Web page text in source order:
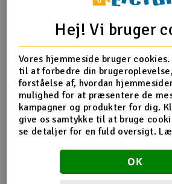
Scooter & elkøretøj
Slot racing
Smarthjem, leg og hobby
Solenergi
Gavekort
Produkt information
Brændstoftank 4oz 120cc JP
Ca. dimensioner: 37x48x80mm
110ml
PS! Produktteksten er
PS! Produktet kan afvige lidt fra
størrelse, da billedet generelt er for
produkttypen.
Hej! Vi bruger
Vores hjemmeside bruger
til at forbedre din
forståelse af, hvordan
mulighed for at præsentere de
kampagner og produkter for dig.
give os samtykke til at bruge
se detaljer for en fuld oversigt.
OK